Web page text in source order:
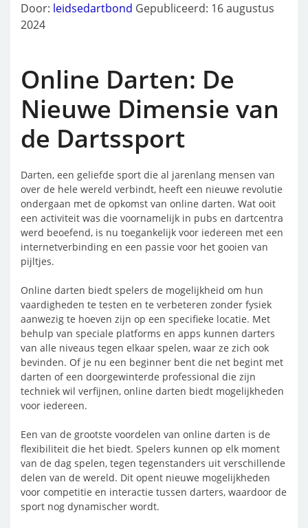
Door: leidsedartbond Gepubliceerd: 16 augustus
2024
Online Darten: De
Nieuwe Dimensie van
de Dartssport
Darten, een geliefde sport die al jarenlang mensen van
over de hele wereld verbindt, heeft een nieuwe revolutie
ondergaan met de opkomst van online darten. Wat ooit
een activiteit was die voornamelijk in pubs en dartcentra
werd beoefend, is nu toegankelijk voor iedereen met een
internetverbinding en een passie voor het gooien van
pijltjes.
Online darten biedt spelers de mogelijkheid om hun
vaardigheden te testen en te verbeteren zonder fysiek
aanwezig te hoeven zijn op een specifieke locatie. Met
behulp van speciale platforms en apps kunnen darters
van alle niveaus tegen elkaar spelen, waar ze zich ook
bevinden. Of je nu een beginner bent die net begint met
darten of een doorgewinterde professional die zijn
techniek wil verfijnen, online darten biedt mogelijkheden
voor iedereen.
Een van de grootste voordelen van online darten is de
flexibiliteit die het biedt. Spelers kunnen op elk moment
van de dag spelen, tegen tegenstanders uit verschillende
delen van de wereld. Dit opent nieuwe mogelijkheden
voor competitie en interactie tussen darters, waardoor de
sport nog dynamischer wordt.